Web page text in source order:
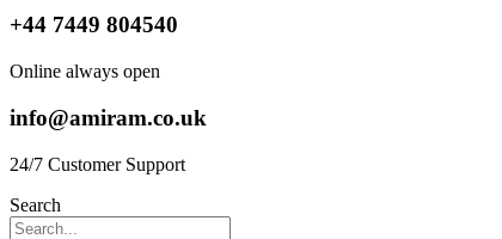
+44 7449 804540
Online always open
info@amiram.co.uk
24/7 Customer Support
Search